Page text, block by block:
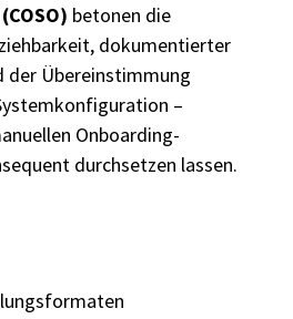
betonen die
dokumentierter
der Übereinstimmung
–
Onboarding-
durchsetzen lassen.